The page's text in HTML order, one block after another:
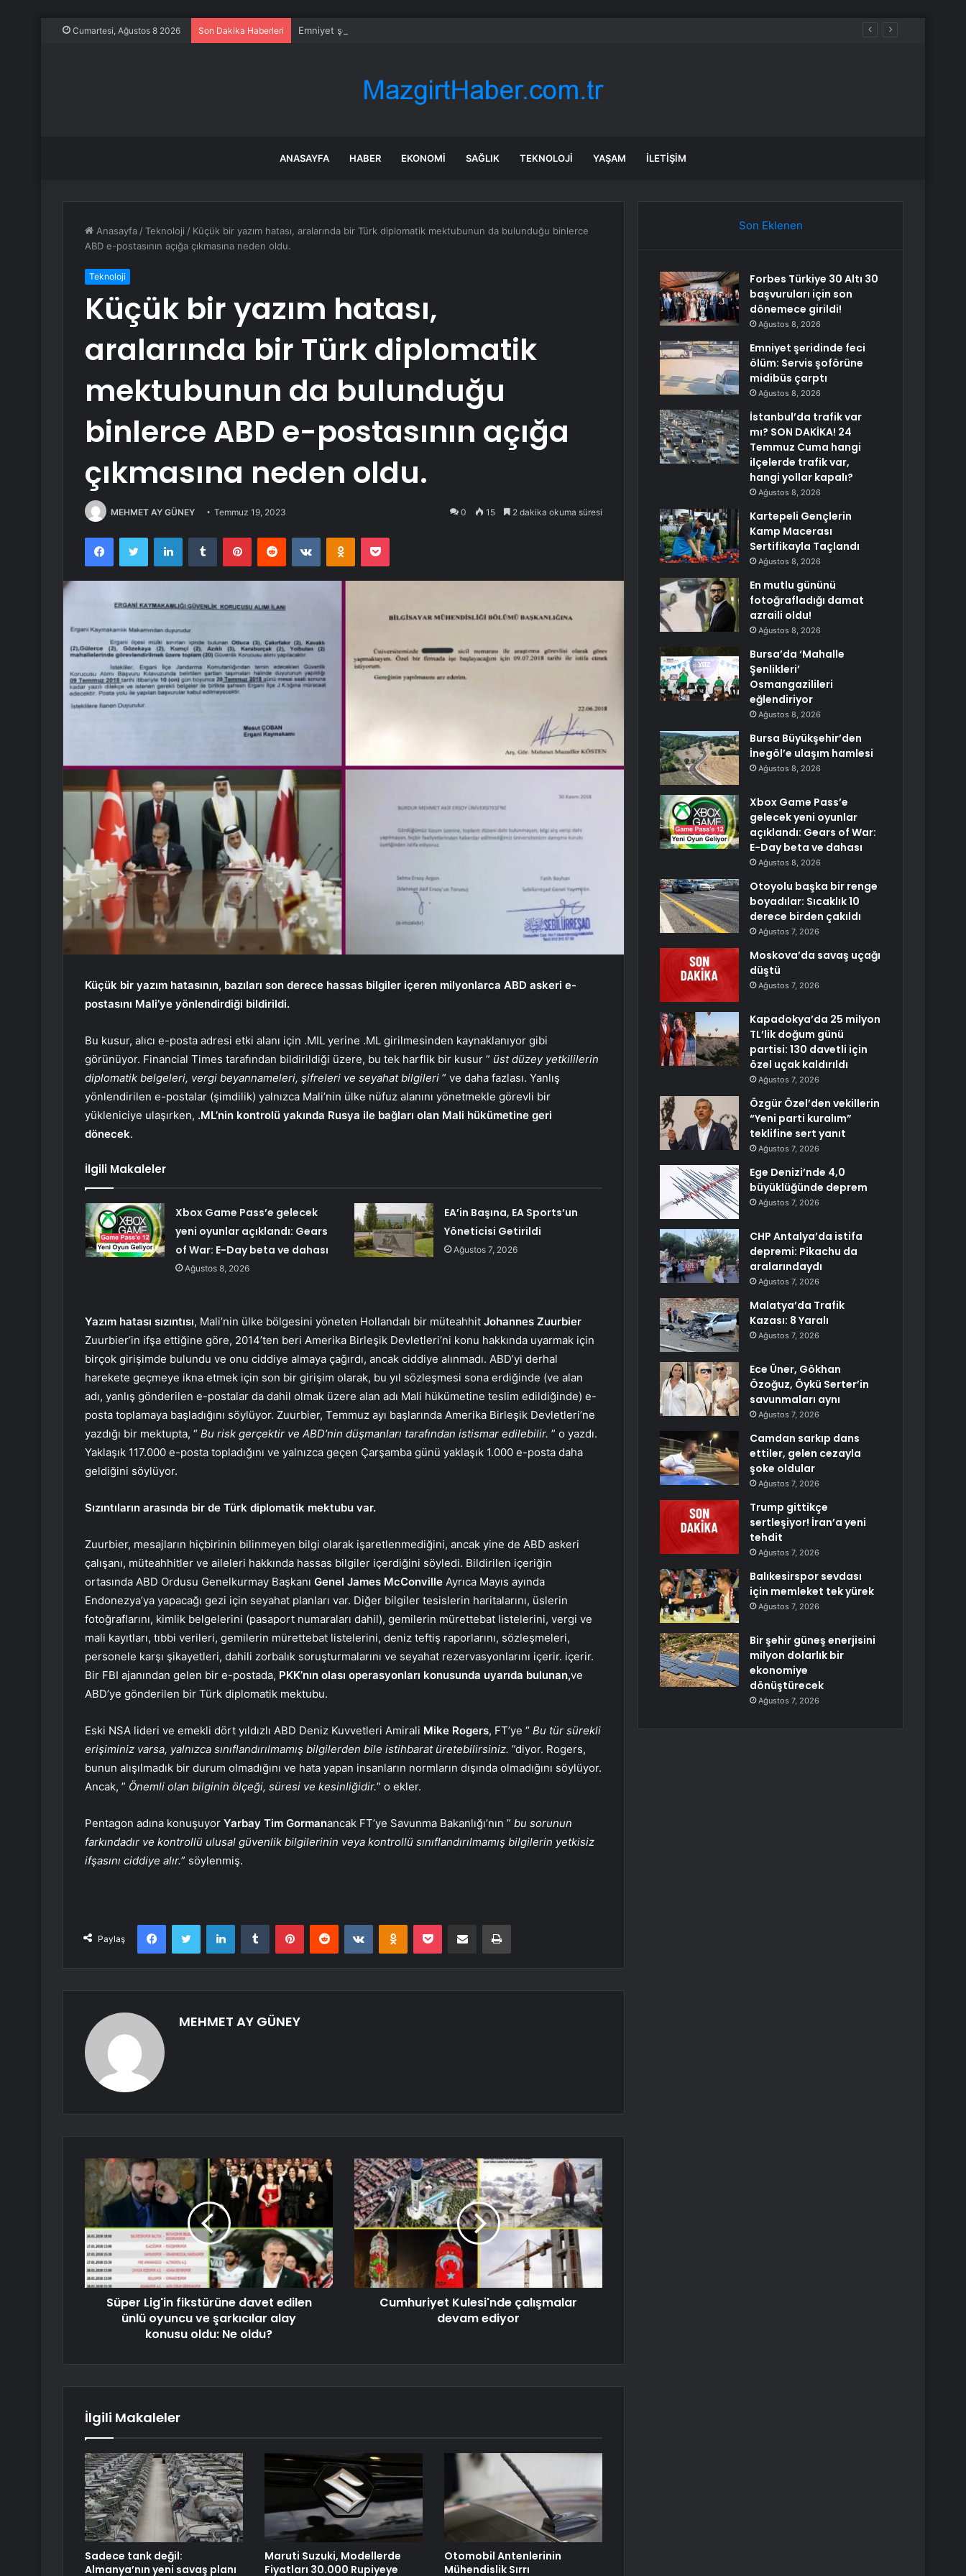
Cumartesi, Ağustos 8 2026 Son Dakika Haberleri Emniyet şeridinde feci ölüm: Servis şoförüne midibüs çarptı
ANASAYFA HABER EKONOMI SAĞLIK TEKNOLOJI YAŞAM İLETIŞIM
Anasayfa /Teknoloji / Küçük bir yazım hatası, aralarında bir Türk diplomatik mektubunun da bulunduğu binlerce
ABD e-postasının açığa çıkmasına neden oldu.
Teknoloji
Küçük bir yazım hatası,
aralarında bir Türk diplomatik
mektubunun da bulunduğu
binlerce ABD e-postasının açığa
çıkmasına neden oldu.
MEHMET AY GÜNEY Temmuz 19, 2023 0 15 2 dakika okuma süresi
FacebookTwitter LinkedInTumblr PinterestReddit VKontakteOdnoklassniki
Pocket
Küçük bir yazım hatasının, bazıları son derece hassas bilgiler içeren milyonlarca ABD askeri e-
postasını Mali’ye yönlendirdiği bildirildi.
Bu kusur, alıcı e-posta adresi etki alanı için .MIL yerine .ML girilmesinden kaynaklanıyor gibi
görünüyor. Financial Times tarafından bildirildiği üzere, bu tek harflik bir kusur ” üst düzey yetkililerin
diplomatik belgeleri, vergi beyannameleri, şifreleri ve seyahat bilgileri ” ve daha fazlası. Yanlış
yönlendirilen e-postalar (şimdilik) yalnızca Mali’nin ülke nüfuz alanını yönetmekle görevli bir
yükleniciye ulaşırken, .ML’nin kontrolü yakında Rusya ile bağları olan Mali hükümetine geri
dönecek.
İlgili Makaleler
Xbox Game Pass’e gelecek
yeni oyunlar açıklandı: Gears
of War: E-Day beta ve dahası
Ağustos 8, 2026
EA’in Başına, EA Sports’un
Yöneticisi Getirildi
Ağustos 7, 2026
Yazım hatası sızıntısı, Mali’nin ülke bölgesini yöneten Hollandalı bir müteahhit Johannes Zuurbier
Zuurbier’in ifşa ettiğine göre, 2014’ten beri Amerika Birleşik Devletleri’ni konu hakkında uyarmak için
birçok girişimde bulundu ve onu ciddiye almaya çağırdı, ancak ciddiye alınmadı. ABD’yi derhal
harekete geçmeye ikna etmek için son bir girişim olarak, bu yıl sözleşmesi sona erdiğinde (ve alan
adı, yanlış gönderilen e-postalar da dahil olmak üzere alan adı Mali hükümetine teslim edildiğinde) e-
posta toplamaya başladığını söylüyor. Zuurbier, Temmuz ayı başlarında Amerika Birleşik Devletleri’ne
yazdığı bir mektupta, “ Bu risk gerçektir ve ABD’nin düşmanları tarafından istismar edilebilir. ” o yazdı.
Yaklaşık 117.000 e-posta topladığını ve yalnızca geçen Çarşamba günü yaklaşık 1.000 e-posta daha
geldiğini söylüyor.
Sızıntıların arasında bir de Türk diplomatik mektubu var.
Zuurbier, mesajların hiçbirinin bilinmeyen bilgi olarak işaretlenmediğini, ancak yine de ABD askeri
çalışanı, müteahhitler ve aileleri hakkında hassas bilgiler içerdiğini söyledi. Bildirilen içeriğin
ortasında ABD Ordusu Genelkurmay Başkanı Genel James McConville Ayrıca Mayıs ayında
Endonezya’ya yapacağı gezi için seyahat planları var. Diğer bilgiler tesislerin haritalarını, üslerin
fotoğraflarını, kimlik belgelerini (pasaport numaraları dahil), gemilerin mürettebat listelerini, vergi ve
mali kayıtları, tıbbi verileri, gemilerin mürettebat listelerini, deniz teftiş raporlarını, sözleşmeleri,
personele karşı şikayetleri, dahili zorbalık soruşturmalarını ve seyahat rezervasyonlarını içerir. içerir.
Bir FBI ajanından gelen bir e-postada, PKK’nın olası operasyonları konusunda uyarıda bulunan,ve
ABD’ye gönderilen bir Türk diplomatik mektubu.
Eski NSA lideri ve emekli dört yıldızlı ABD Deniz Kuvvetleri Amirali Mike Rogers, FT’ye “ Bu tür sürekli
erişiminiz varsa, yalnızca sınıflandırılmamış bilgilerden bile istihbarat üretebilirsiniz. ”diyor. Rogers,
bunun alışılmadık bir durum olmadığını ve hata yapan insanların normların dışında olmadığını söylüyor.
Ancak, ” Önemli olan bilginin ölçeği, süresi ve kesinliğidir.” o ekler.
Pentagon adına konuşuyor Yarbay Tim Gormanancak FT’ye Savunma Bakanlığı’nın ” bu sorunun
farkındadır ve kontrollü ulusal güvenlik bilgilerinin veya kontrollü sınıflandırılmamış bilgilerin yetkisiz
ifşasını ciddiye alır.” söylenmiş.
Paylaş
FacebookTwitter LinkedInTumblr PinterestReddit VKontakteOdnoklassniki
Pocket E-Posta ile paylaş Yazdır
MEHMET AY GÜNEY
Süper Lig'in fikstürüne davet edilen
ünlü oyuncu ve şarkıcılar alay
konusu oldu: Ne oldu?
Cumhuriyet Kulesi'nde çalışmalar
devam ediyor
İlgili Makaleler
Sadece tank değil:
Almanya’nın yeni savaş planı
Maruti Suzuki, Modellerde
Fiyatları 30.000 Rupiyeye
Otomobil Antenlerinin
Mühendislik Sırrı
Son Eklenen
Forbes Türkiye 30 Altı 30
başvuruları için son
dönemece girildi!
Ağustos 8, 2026
Emniyet şeridinde feci
ölüm: Servis şoförüne
midibüs çarptı
Ağustos 8, 2026
İstanbul’da trafik var
mı? SON DAKİKA! 24
Temmuz Cuma hangi
ilçelerde trafik var,
hangi yollar kapalı?
Ağustos 8, 2026
Kartepeli Gençlerin
Kamp Macerası
Sertifikayla Taçlandı
Ağustos 8, 2026
En mutlu gününü
fotoğrafladığı damat
azraili oldu!
Ağustos 8, 2026
Bursa’da ‘Mahalle
Şenlikleri’
Osmangazilileri
eğlendiriyor
Ağustos 8, 2026
Bursa Büyükşehir’den
İnegöl’e ulaşım hamlesi
Ağustos 8, 2026
Xbox Game Pass’e
gelecek yeni oyunlar
açıklandı: Gears of War:
E-Day beta ve dahası
Ağustos 8, 2026
Otoyolu başka bir renge
boyadılar: Sıcaklık 10
derece birden çakıldı
Ağustos 7, 2026
Moskova’da savaş uçağı
düştü
Ağustos 7, 2026
Kapadokya’da 25 milyon
TL’lik doğum günü
partisi: 130 davetli için
özel uçak kaldırıldı
Ağustos 7, 2026
Özgür Özel’den vekillerin
“Yeni parti kuralım”
teklifine sert yanıt
Ağustos 7, 2026
Ege Denizi’nde 4,0
büyüklüğünde deprem
Ağustos 7, 2026
CHP Antalya’da istifa
depremi: Pikachu da
aralarındaydı
Ağustos 7, 2026
Malatya’da Trafik
Kazası: 8 Yaralı
Ağustos 7, 2026
Ece Üner, Gökhan
Özoğuz, Öykü Serter’in
savunmaları aynı
Ağustos 7, 2026
Camdan sarkıp dans
ettiler, gelen cezayla
şoke oldular
Ağustos 7, 2026
Trump gittikçe
sertleşiyor! İran’a yeni
tehdit
Ağustos 7, 2026
Balıkesirspor sevdası
için memleket tek yürek
Ağustos 7, 2026
Bir şehir güneş enerjisini
milyon dolarlık bir
ekonomiye
dönüştürecek
Ağustos 7, 2026